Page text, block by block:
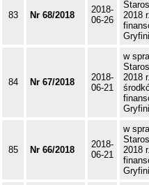
83 Nr 68/2018
2018-
06-26
2018
84 Nr 67/2018
2018-
06-21
w
2018
85 Nr 66/2018
2018-
06-21
w
2018